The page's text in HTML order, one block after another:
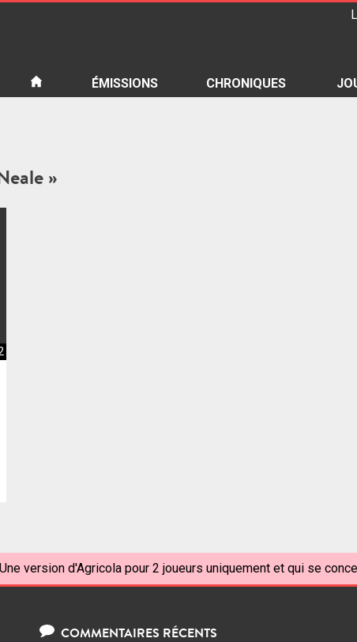
ÉMISSIONS CHRONIQUES
»
Une version d'Agricola pour 2 joueurs uniquement et qui se
COMMENTAIRES RÉCENTS